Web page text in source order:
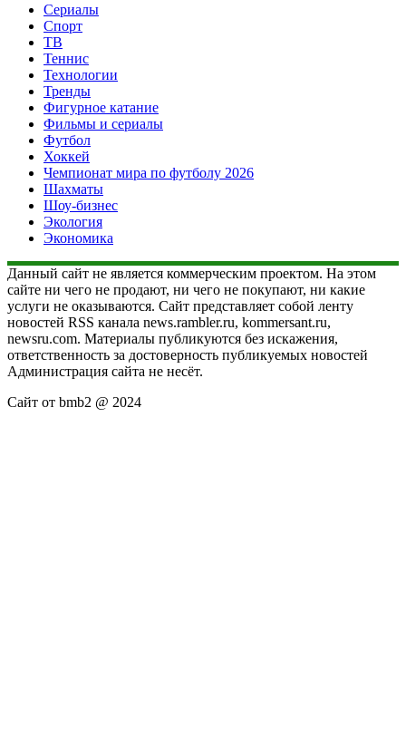
Сериалы
Спорт
ТВ
Теннис
Технологии
Тренды
Фигурное катание
Фильмы и сериалы
Футбол
Хоккей
Чемпионат мира по футболу 2026
Шахматы
Шоу-бизнес
Экология
Экономика
Данный сайт не является коммерческим проектом. На этом
сайте ни чего не продают, ни чего не покупают, ни какие
услуги не оказываются. Сайт представляет собой ленту
новостей RSS канала news.rambler.ru, kommersant.ru,
newsru.com. Материалы публикуются без искажения,
ответственность за достоверность публикуемых новостей
Администрация сайта не несёт.
Сайт от bmb2 @ 2024